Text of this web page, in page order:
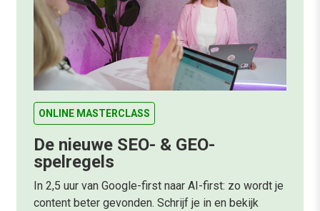
ONLINE MASTERCLASS
De nieuwe SEO- & GEO-
spelregels
In 2,5 uur van Google-first naar AI-first: zo wordt je
content beter gevonden. Schrijf je in en bekijk